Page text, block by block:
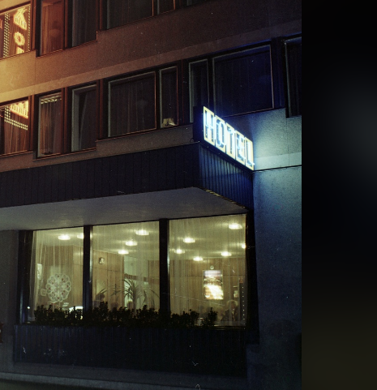
Budapest XIV. · Városliget
'73 bútorkiállítás a BNV területén.
1972 · Budapest XIV. · Városliget
Otthon '73 bútorkiállítás a BNV területén.
· Budapest XIV. · Városliget
'73 bútorkiállítás a BNV területén.
1972 · Budapest XIV. · Városliget
Otthon '73 bútorkiállítás a BNV területén.